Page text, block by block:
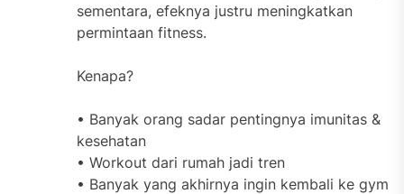
sementara, efeknya justru meningkatkan
permintaan fitness.
Kenapa?
• Banyak orang sadar pentingnya imunitas &
kesehatan
• Workout dari rumah jadi tren
• Banyak yang akhirnya ingin kembali ke gym